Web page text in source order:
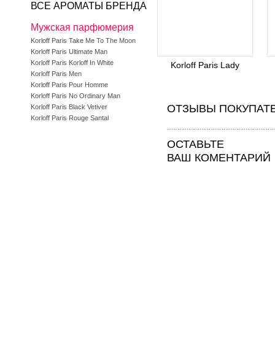
Korloff Paris Lady
ОТЗЫВЫ
ОСТАВЬТЕ
ВАШ КОМЕНТАРИЙ
ВСЕ АРОМАТЫ БРЕНДА
Мужская парфюмерия
Korloff Paris Take Me To The Moon
Korloff Paris Ultimate Man
Korloff Paris Korloff In White
Korloff Paris Men
Korloff Paris Pour Homme
Korloff Paris No Ordinary Man
Korloff Paris Black Vetiver
Korloff Paris Rouge Santal